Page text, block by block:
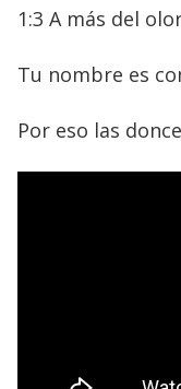
1:3 A más del
Tu nombre es
Por eso las